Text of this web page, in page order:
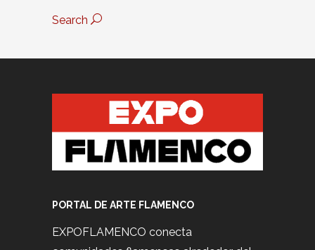
Search
PORTAL DE ARTE FLAMENCO
EXPOFLAMENCO conecta